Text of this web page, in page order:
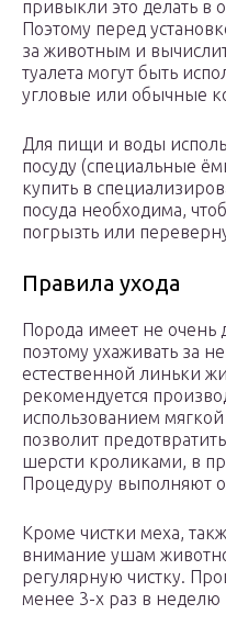
привыкли это делать в
Поэтому перед
за животным и
туалета могут быть
угловые или обычные
Для пищи и воды
посуду (специальные
купить в
посуда необходима,
погрызть или
Правила ухода
Порода имеет не
поэтому ухаживать за
естественной линьки
рекомендуется
использованием
позволит
шерсти кроликами, в
Процедуру выполняют
Кроме чистки меха,
внимание ушам
регулярную чистку.
менее 3-х раз в неделю